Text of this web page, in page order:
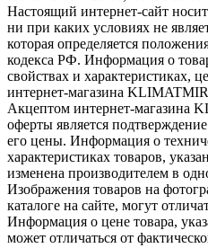
Настоящий интернет-сайт
ни при каких условиях не
которая определяется
кодекса РФ. Информация о
свойствах и характеристиках,
интернет-магазина
Акцептом интернет-магазина
оферты является
его цены. Информация о
характеристиках товаров,
изменена производителем в
Изображения товаров на
каталоге на сайте, могут
Информация о цене товара,
может отличаться от